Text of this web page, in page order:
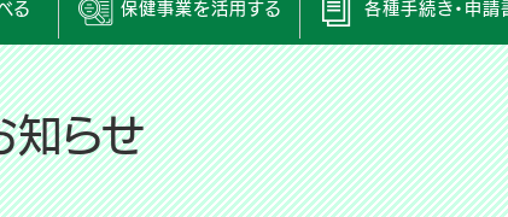
る 保健事業を活用する 各種手続き・申請
知らせ